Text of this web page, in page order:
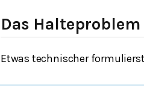
Das Halteproblem
Etwas technischer